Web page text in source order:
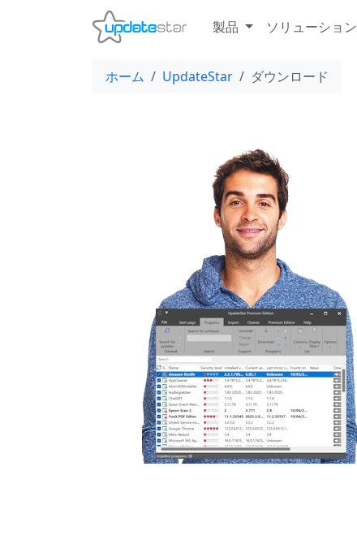
製品 ソリューション
ホーム UpdateStar ダウンロード